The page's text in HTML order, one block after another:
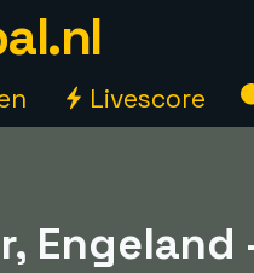
Livescore
Engeland